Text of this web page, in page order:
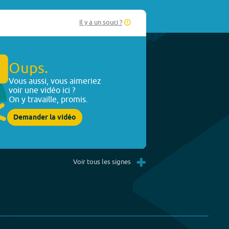
Il y a un souci ?
Oups.
Vous aussi, vous aimeriez
voir une vidéo ici ?
On y travaille, promis.
Demander la vidéo
Voir tous les signes +